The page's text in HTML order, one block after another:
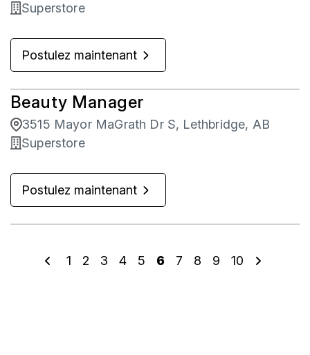
Superstore
Postulez maintenant
Beauty Manager
3515 Mayor MaGrath Dr S, Lethbridge, AB
Superstore
Postulez maintenant
1 2 3 4 5 6 7 8 9 10